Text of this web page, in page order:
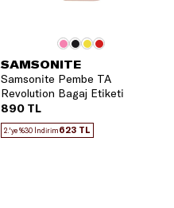
SAMSONITE
Samsonite Pembe TA
Revolution Bagaj Etiketi
890 TL
2.'ye %30 İndirim623 TL